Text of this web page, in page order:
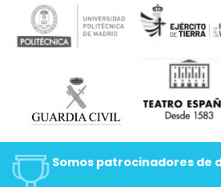
Somos patrocinadores de